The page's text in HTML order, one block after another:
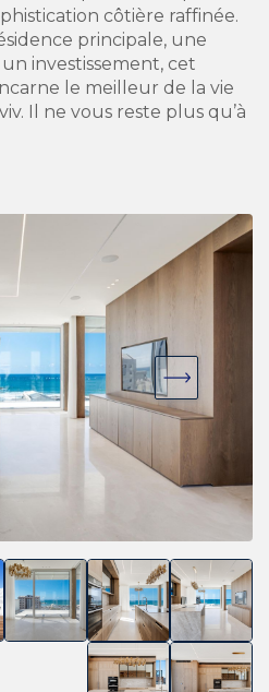
côtière raffinée.
principale, une
investissement, cet
le meilleur de la vie
Il ne vous reste plus qu’à